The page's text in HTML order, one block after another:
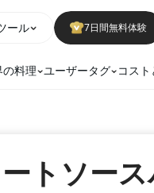
ール 7日間無料体験
の料理 ユーザータグ コス
トソー